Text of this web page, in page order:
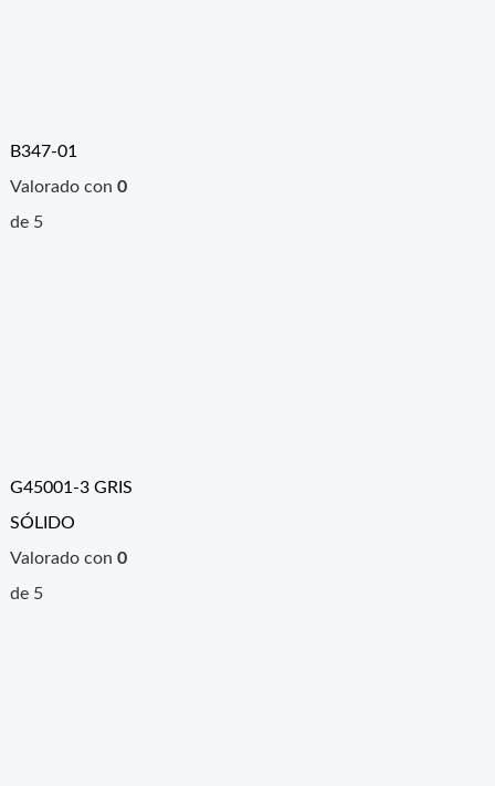
B347-01
Valorado con 0
de 5
G45001-3 GRIS
SÓLIDO
Valorado con 0
de 5